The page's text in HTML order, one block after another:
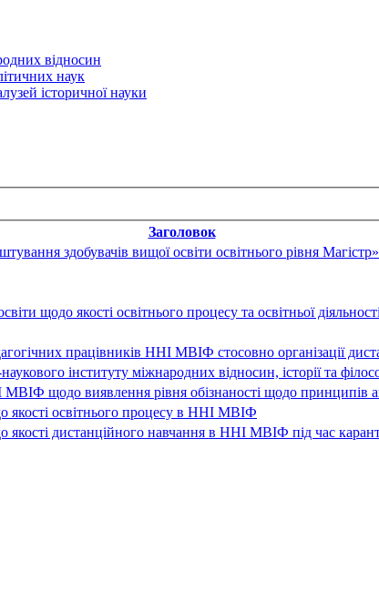
відносин
наук
історичної науки
Заголовок
здобувачів вищої освіти освітнього рівня Магістр»
щодо якості освітнього процесу та освітньої
працівників ННІ МВІФ стосовно організації
інституту міжнародних відносин, історії та
щодо виявлення рівня обізнаності щодо принципів
якості освітнього процесу в ННІ МВІФ
якості дистанційного навчання в ННІ МВІФ під час